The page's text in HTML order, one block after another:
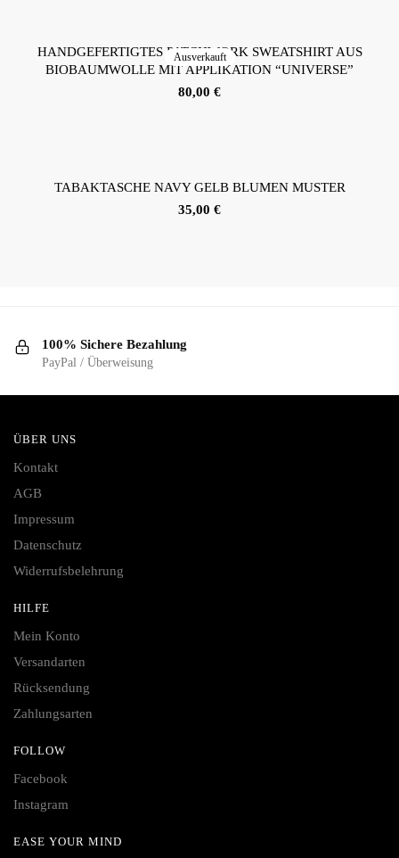
Ausverkauft
HANDGEFERTIGTES PATCHWORK SWEATSHIRT AUS
BIOBAUMWOLLE MIT APPLIKATION “UNIVERSE”
80,00 €
TABAKTASCHE NAVY GELB BLUMEN MUSTER
35,00 €
100% Sichere Bezahlung
PayPal / Überweisung
ÜBER UNS
Kontakt
AGB
Impressum
Datenschutz
Widerrufsbelehrung
HILFE
Mein Konto
Versandarten
Rücksendung
Zahlungsarten
FOLLOW
Facebook
Instagram
EASE YOUR MIND